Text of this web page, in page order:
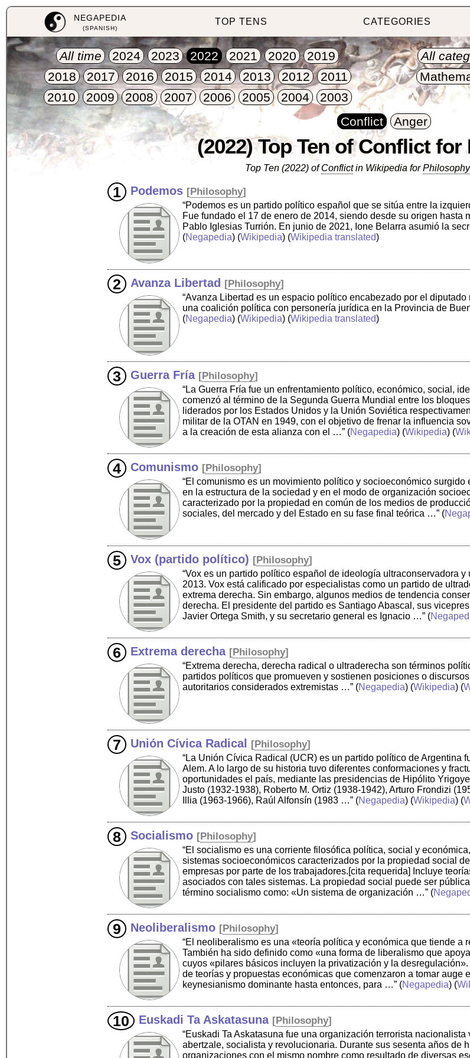
NEGAPEDIA
(SPANISH)
TOP TENS CATEGORIES
All time 2024 2023 2022 2021 2020
2019
2018
2017 2016 2015 2014 2013 2012
2011
2010
2009 2008 2007 2006 2005 2004 2003
All
Conflict
Anger
(2022) Top Ten of Conflict
Top Ten (2022) ofConflictin Wikipedia for
Podemos [Philosophy]
“Podemos es un partido político español que se sitúa entre la
Fue fundado el 17 de enero de 2014, siendo desde su origen
Pablo Iglesias Turrión. En junio de 2021, Ione Belarra asumió la
(Negapedia) (Wikipedia) (Wikipedia translated)
Avanza Libertad [Philosophy]
“Avanza Libertad es un espacio político encabezado por el
una coalición política con personería jurídica en la Provincia de
(Negapedia) (Wikipedia) (Wikipedia translated)
Guerra Fría [Philosophy]
“La Guerra Fría fue un enfrentamiento político, económico, social,
comenzó al término de la Segunda Guerra Mundial entre los
liderados por los Estados Unidos y la Unión Soviética
militar de la OTAN en 1949, con el objetivo de frenar la influencia
a la creación de esta alianza con el …” (Negapedia) (Wikipedia) (
Comunismo [Philosophy]
“El comunismo es un movimiento político y socioeconómico
en la estructura de la sociedad y en el modo de organización
caracterizado por la propiedad en común de los medios de
sociales, del mercado y del Estado en su fase final teórica …” (
Vox (partido político) [Philosophy]
“Vox es un partido político español de ideología ultraconservadora
2013. Vox está calificado por especialistas como un partido de
extrema derecha. Sin embargo, algunos medios de tendencia
derecha. El presidente del partido es Santiago Abascal, sus
Javier Ortega Smith, y su secretario general es Ignacio …” (
Extrema derecha [Philosophy]
“Extrema derecha, derecha radical o ultraderecha son términos
partidos políticos que promueven y sostienen posiciones o
autoritarios considerados extremistas …” (Negapedia) (Wikipedia) (
Unión Cívica Radical [Philosophy]
“La Unión Cívica Radical (UCR) es un partido político de Argentina
Alem. A lo largo de su historia tuvo diferentes conformaciones y
oportunidades el país, mediante las presidencias de Hipólito
Justo (1932-1938), Roberto M. Ortiz (1938-1942), Arturo Frondizi
Illia (1963-1966), Raúl Alfonsín (1983 …” (Negapedia) (Wikipedia) (
Socialismo [Philosophy]
“El socialismo es una corriente filosófica política, social y
sistemas socioeconómicos caracterizados por la propiedad social
empresas por parte de los trabajadores.[cita requerida] Incluye
asociados con tales sistemas. La propiedad social puede ser
término socialismo como: «Un sistema de organización …” (
Neoliberalismo [Philosophy]
“El neoliberalismo es una «teoría política y económica que tiende a
También ha sido definido como «una forma de liberalismo que
cuyos «pilares básicos incluyen la privatización y la
de teorías y propuestas económicas que comenzaron a tomar auge
keynesianismo dominante hasta entonces, para …” (Negapedia) (
Euskadi Ta Askatasuna [Philosophy]
“Euskadi Ta Askatasuna fue una organización terrorista
abertzale, socialista y revolucionaria. Durante sus sesenta años de
organizaciones con el mismo nombre como resultado de diversas